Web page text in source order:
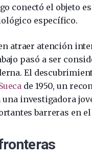
conectó el objeto
específico.
atraer atención
pasó a ser
El
de 1950, un
investigadora
barreras en